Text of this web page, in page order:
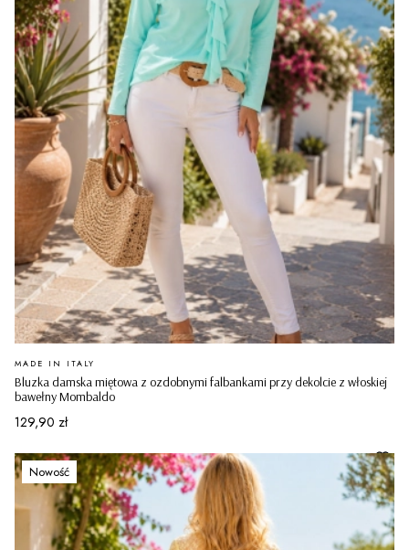
Bluzka damska miętowa z ozdobnymi falbankami przy dekolcie z włoskiej
bawełny Mombaldo
PRODUCENT
MADE IN ITALY
Cena
129,90 zł
Nowość